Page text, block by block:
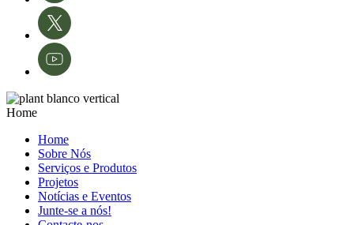
Home
Home
Sobre Nós
Serviços e Produtos
Projetos
Notícias e Eventos
Junte-se a nós!